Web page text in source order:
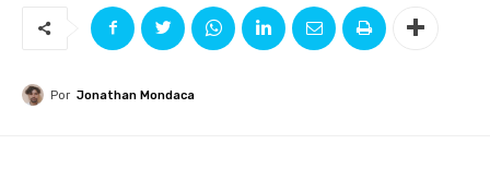
Por Jonathan Mondaca